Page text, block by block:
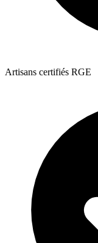
Artisans certifiés RGE